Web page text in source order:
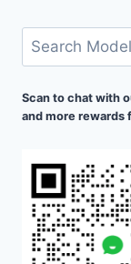
検
索
Scan to chat with
and more